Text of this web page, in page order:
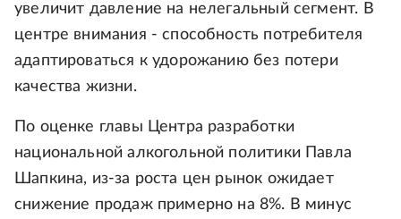
увеличит давление на нелегальный сегмент. В
центре внимания - способность потребителя
адаптироваться к удорожанию без потери
качества жизни.
По оценке главы Центра разработки
национальной алкогольной политики Павла
Шапкина, из-за роста цен рынок ожидает
снижение продаж примерно на 8%. В минус